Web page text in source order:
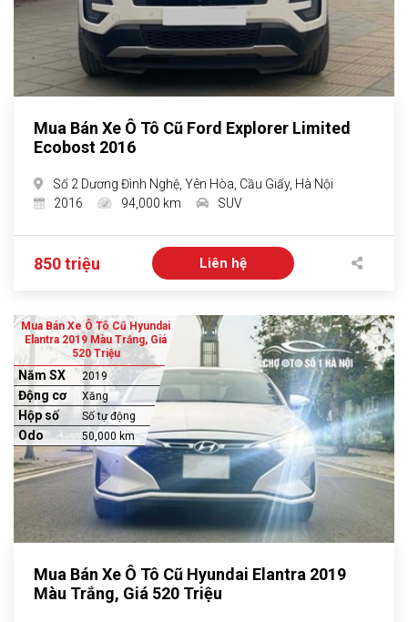
Mua Bán Xe Ô Tô Cũ Ford Explorer Limited
Ecobost 2016
Số 2 Dương Đình Nghệ, Yên Hòa, Cầu Giấy, Hà Nội
2016
94,000 km SUV
850 triệu Liên hệ
Mua Bán Xe Ô Tô Cũ Hyundai
Elantra 2019 Màu Trắng, Giá
520 Triệu
Năm SX 2019
Động cơ Xăng
Hộp số Số tự động
Odo 50,000 km
Mua Bán Xe Ô Tô Cũ Hyundai Elantra 2019
Màu Trắng, Giá 520 Triệu